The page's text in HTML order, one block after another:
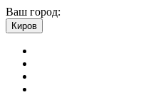
Ваш город:
Киров